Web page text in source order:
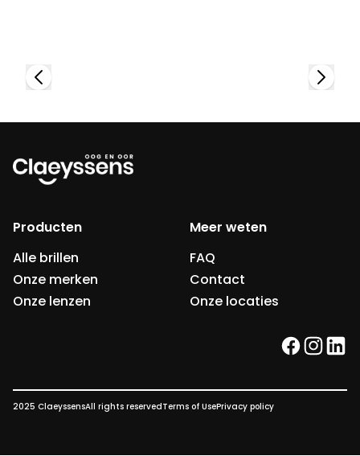
Producten
Alle brillen
Onze merken
Onze lenzen
Meer weten
FAQ
Contact
Onze locaties
facebook
2025 ClaeyssensAll rights reservedTerms of UsePrivacy policy